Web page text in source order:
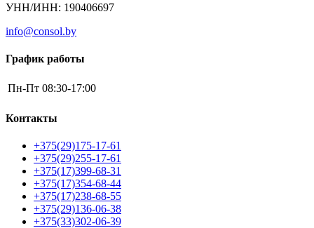
УНН/ИНН: 190406697
info@consol.by
График работы
Пн-Пт 08:30-17:00
Контакты
+375(29)175-17-61
+375(29)255-17-61
+375(17)399-68-31
+375(17)354-68-44
+375(17)238-68-55
+375(29)136-06-38
+375(33)302-06-39